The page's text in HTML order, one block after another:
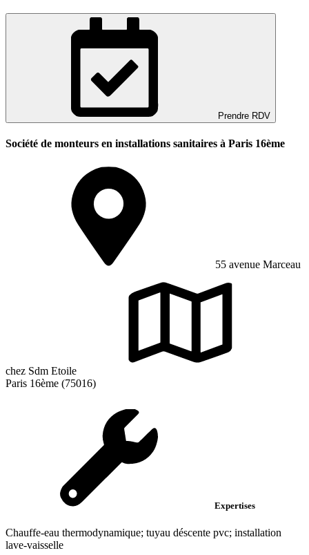
Prendre RDV
Société de monteurs en installations sanitaires à Paris 16ème
55 avenue Marceau
chez Sdm Etoile
Paris 16ème (75016)
Expertises
Chauffe-eau thermodynamique; tuyau déscente pvc; installation
lave-vaisselle